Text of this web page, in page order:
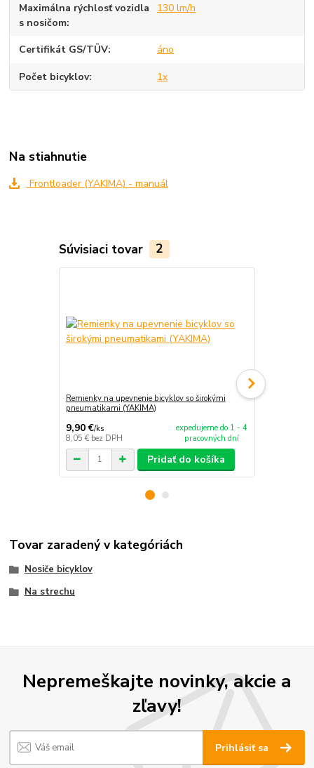
Maximálna rýchlosť vozidla
s nosičom
130 lm/h
Certifikát GS/TÜV áno
Počet bicyklov 1x
Na stiahnutie
Frontloader (YAKIMA) - manuál
Súvisiaci tovar 2
Remienky na upevnenie bicyklov so širokými
pneumatikami (YAKIMA)
9,90 €/ks
8,05 € bez DPH
expedujeme do 1 - 4
pracovných dní
Pridať do košíka
Tovar zaradený v kategóriách
Nosiče bicyklov
Na strechu
Nepremeškajte novinky, akcie a
zľavy!
Prihlásiť sa